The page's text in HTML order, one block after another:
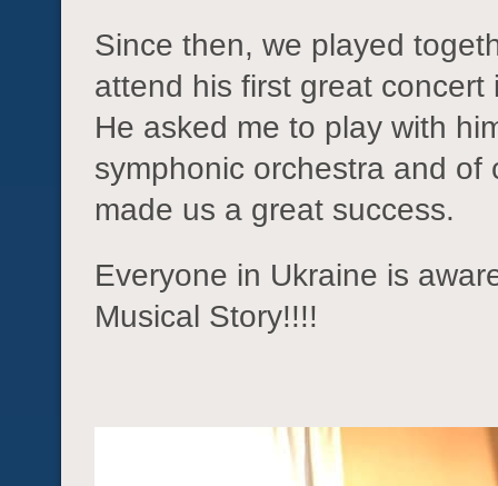
Since then, we played
attend his first great
He asked me to play with
symphonic orchestra and
made us a great success.
Everyone in Ukraine is
Musical Story!!!!